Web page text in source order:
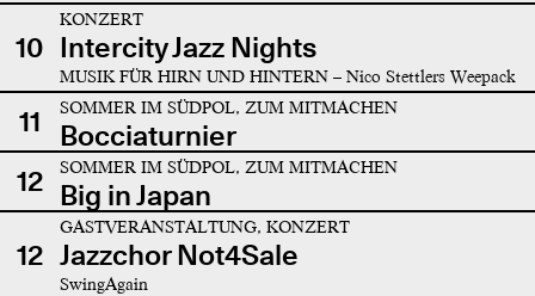
10
KONZERT
Intercity Jazz Nights
MUSIK FÜR HIRN UND HINTERN – Nico Stettlers Weepack
11 SOMMER IM SÜDPOL, ZUM MITMACHEN
Bocciaturnier
12
SOMMER IM SÜDPOL, ZUM MITMACHEN
Big in Japan
12
GASTVERANSTALTUNG, KONZERT
Jazzchor Not4Sale
SwingAgain